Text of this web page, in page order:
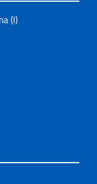
(I)